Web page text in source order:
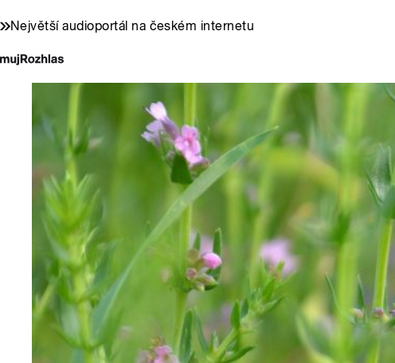
Největší audioportál na českém internetu